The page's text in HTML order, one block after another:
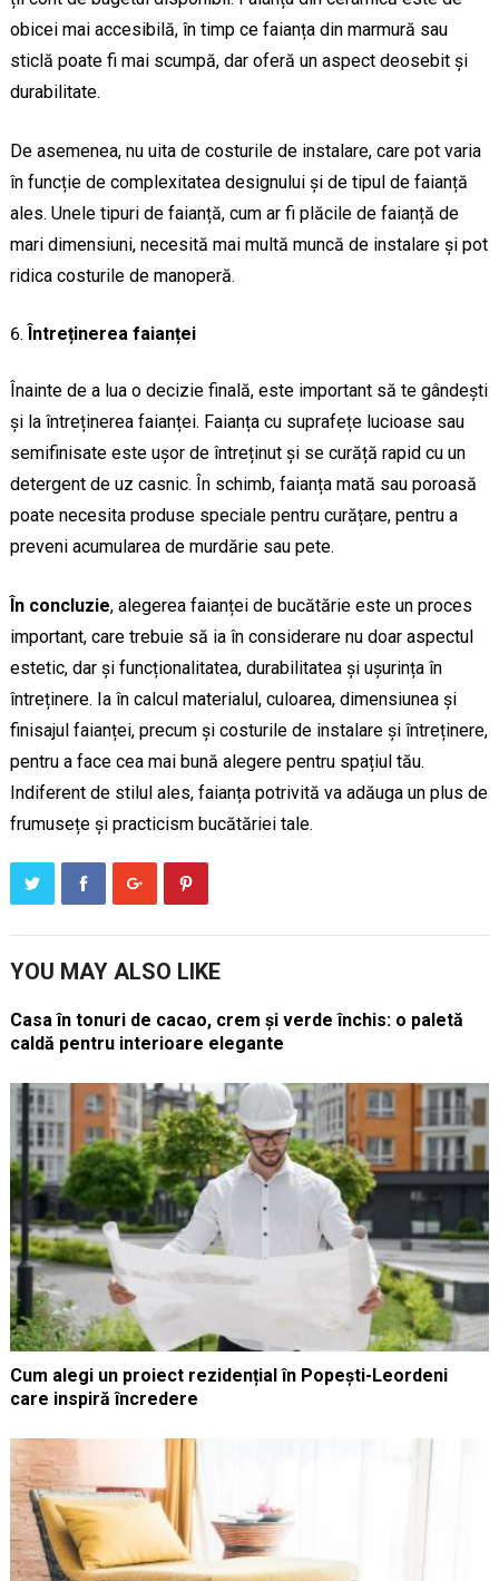
obicei mai accesibilă, în timp ce faianța din marmură sau
sticlă poate fi mai scumpă, dar oferă un aspect deosebit și
durabilitate.
De asemenea, nu uita de costurile de instalare, care pot varia
în funcție de complexitatea designului și de tipul de faianță
ales. Unele tipuri de faianță, cum ar fi plăcile de faianță de
mari dimensiuni, necesită mai multă muncă de instalare și pot
ridica costurile de manoperă.
Întreținerea faianței
Înainte de a lua o decizie finală, este important să te gândești
și la întreținerea faianței. Faianța cu suprafețe lucioase sau
semifinisate este ușor de întreținut și se curăță rapid cu un
detergent de uz casnic. În schimb, faianța mată sau poroasă
poate necesita produse speciale pentru curățare, pentru a
preveni acumularea de murdărie sau pete.
În concluzie, alegerea faianței de bucătărie este un proces
important, care trebuie să ia în considerare nu doar aspectul
estetic, dar și funcționalitatea, durabilitatea și ușurința în
întreținere. Ia în calcul materialul, culoarea, dimensiunea și
finisajul faianței, precum și costurile de instalare și întreținere,
pentru a face cea mai bună alegere pentru spațiul tău.
Indiferent de stilul ales, faianța potrivită va adăuga un plus de
frumusețe și practicism bucătăriei tale.
YOU MAY ALSO LIKE
Casa în tonuri de cacao, crem și verde închis: o paletă
caldă pentru interioare elegante
Cum alegi un proiect rezidențial în Popești-Leordeni
care inspiră încredere